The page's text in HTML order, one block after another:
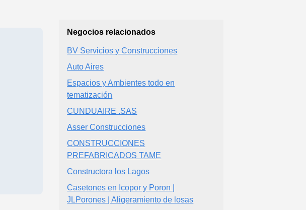
Negocios relacionados
BV Servicios y Construcciones
Auto Aires
Espacios y Ambientes todo en
tematización
CUNDUAIRE .SAS
Asser Construcciones
CONSTRUCCIONES
PREFABRICADOS TAME
Constructora los Lagos
Casetones en Icopor y Poron |
JLPorones | Aligeramiento de losas